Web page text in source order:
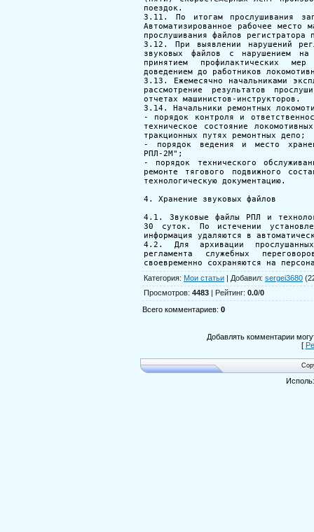
Категория: Мои статьи | Добавил: sergei3680
Просмотров: 4483 | Рейтинг: 0.0/0
Всего комментариев: 0
Добавлять комментарии
[